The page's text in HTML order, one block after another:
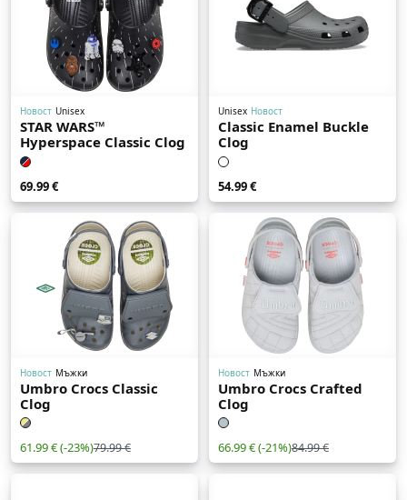
Новост Unisex
STAR WARS™
Hyperspace Classic Clog
69.99 €
Unisex Новост
Classic Enamel Buckle
Clog
54.99 €
Новост Мъжки
Umbro Crocs Classic
Clog
61.99 €(-23%)79.99 €
Новост Мъжки
Umbro Crocs Crafted
Clog
66.99 €(-21%)84.99 €